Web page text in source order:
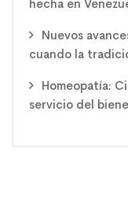
hecha en
Nuevos
cuando la
Homeopatía:
servicio del